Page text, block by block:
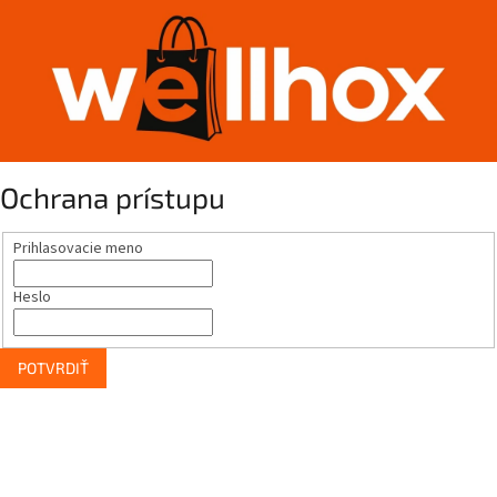
Ochrana prístupu
Prihlasovacie meno
Heslo
POTVRDIŤ